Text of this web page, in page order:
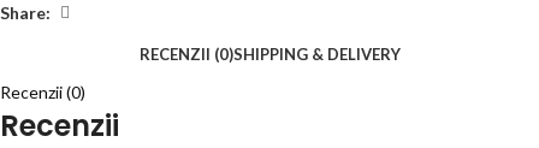
Share:
RECENZII (0)SHIPPING & DELIVERY
Recenzii (0)
Recenzii